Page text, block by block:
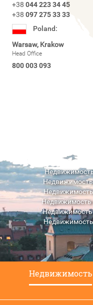
+38 044 223 34 45
+38 097 275 33 33
Poland:
Warsaw, Krakow
Head Office
800 003 093
Недвижимость
Недвижимость
Недвижимость